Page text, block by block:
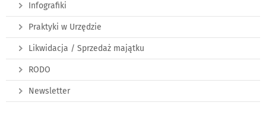
Infografiki
Praktyki w Urzędzie
Likwidacja / Sprzedaż majątku
RODO
Newsletter